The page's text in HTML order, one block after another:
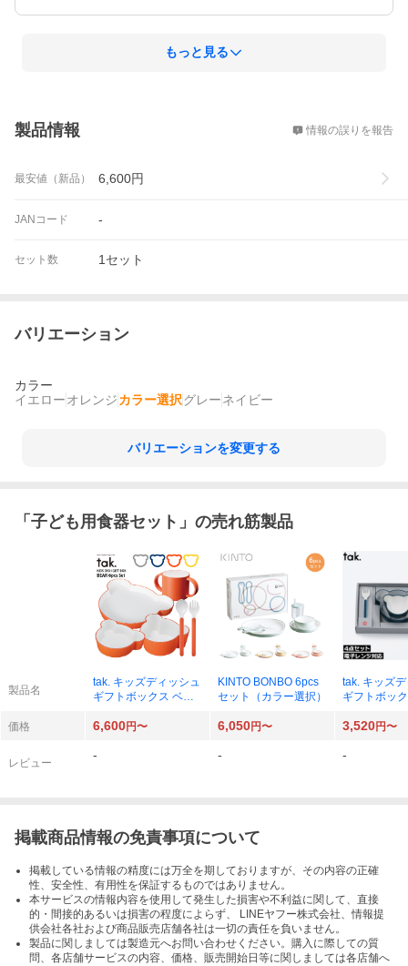
もっと見る
製品情報 情報の誤りを報告
最安値（新品） 6,600円
JANコード -
セット数 1セット
バリエーション
カラー
イエローオレンジカラー選択グレーネイビー
バリエーションを変更する
「 子ども用食器セット 」の売れ筋製品
製品名
tak. キッズディッシュ
ギフトボックス ベア
選択）
KINTO BONBO 6pcs
セット（カラー選択）
tak. キッズ
ギフトボッ
価格
6,600円〜 6,050円〜 3,520円〜
レビュー
- - -
掲載商品情報の免責事項について
掲載している情報の精度には万全を期しておりますが、その内容の正確
性、安全性、有用性を保証するものではありません。
本サービスの情報内容を使用して発生した損害や不利益に関して、直接
的・間接的あるいは損害の程度によらず、 LINEヤフー株式会社、情報提
供会社各社および商品販売店舗各社は一切の責任を負いません。
製品に関しましては製造元へお問い合わせください。購入に際しての質
問、各店舗サービスの内容、価格、販売開始日等に関しましては各店舗へ